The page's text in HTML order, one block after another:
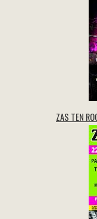
ZAS TEN